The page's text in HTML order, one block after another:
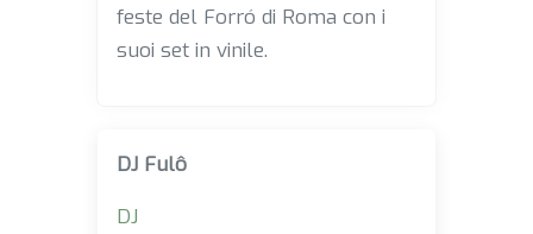
feste del Forró di Roma con i
suoi set in vinile.
DJ Fulô
DJ